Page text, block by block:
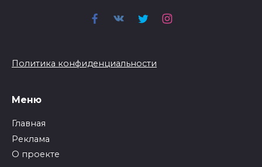
Политика конфиденциальности
Меню
Главная
Реклама
О проекте